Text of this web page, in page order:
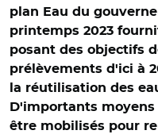
plan Eau du
printemps 2023
posant des objectifs
prélèvements d'ici à
la réutilisation des
D'importants
être mobilisés pour